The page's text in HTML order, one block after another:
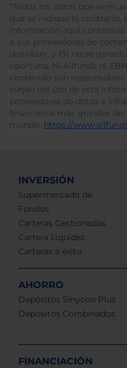
*Todos los datos que se
que se indique lo contrario,
información aquí
o sus proveedores de
distribuir; y (3) no se
oportuna. Ni Allfunds ni
contenido son
surjan del uso de esta
proveedores de datos e
financieros más grandes del
mundo. https://
INVERSIÓN
Supermercado de
Fondos
Carteras Gestionadas
Cartera Liquidez
Carteras a éxito
AHORRO
Depósitos Sinycon Plus
Depósitos Combinados
FINANCIACIÓN